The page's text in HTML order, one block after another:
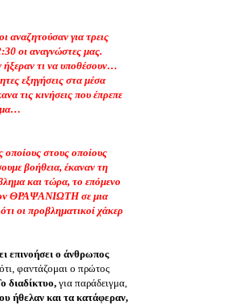
αναζητούσαν για τρεις
οι αναγνώστες μας.
ήξεραν τι να υποθέσουν…
εξηγήσεις στα μέσα
τις κινήσεις που έπρεπε
οποίους στους οποίους
βοήθεια, έκαναν τη
και τώρα, το επόμενο
ΘΡΑΨΑΝΙΩΤΗ σε μια
οι προβληματικοί χάκερ
επινοήσει ο άνθρωπος
φαντάζομαι ο πρώτος
διαδίκτυο, για παράδειγμα,
ήθελαν και τα κατάφεραν,